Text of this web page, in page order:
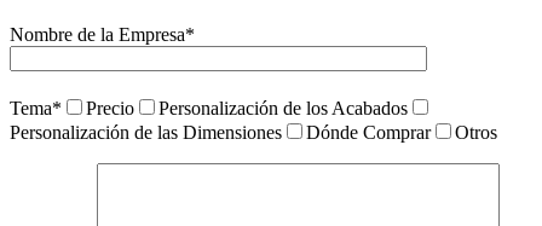
Nombre de la Empresa*
Tema* Precio
Personalización de los Acabados
Personalización de las Dimensiones
Dónde Comprar Otros